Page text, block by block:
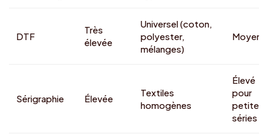
DTF
Très
élevée
Universel (coton,
polyester,
mélanges)
Moyen
Sérigraphie Élevée
Textiles
homogènes
Élevé
pour
petites
séries